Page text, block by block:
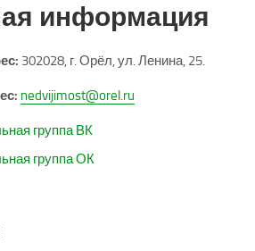
информация
302028, г. Орёл, ул. Ленина, 25.
nedvijimost@orel.ru
группа ВК
группа ОК